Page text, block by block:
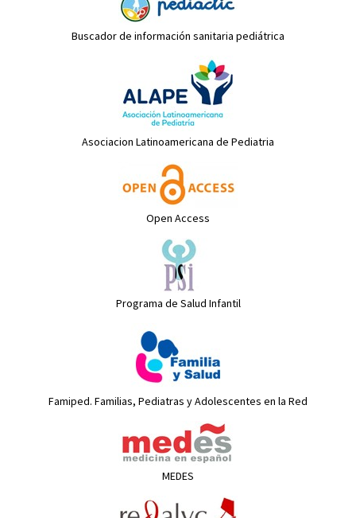
Buscador de información sanitaria pediátrica
Asociacion Latinoamericana de Pediatria
Open Access
Programa de Salud Infantil
Famiped. Familias, Pediatras y Adolescentes en la Red
MEDES